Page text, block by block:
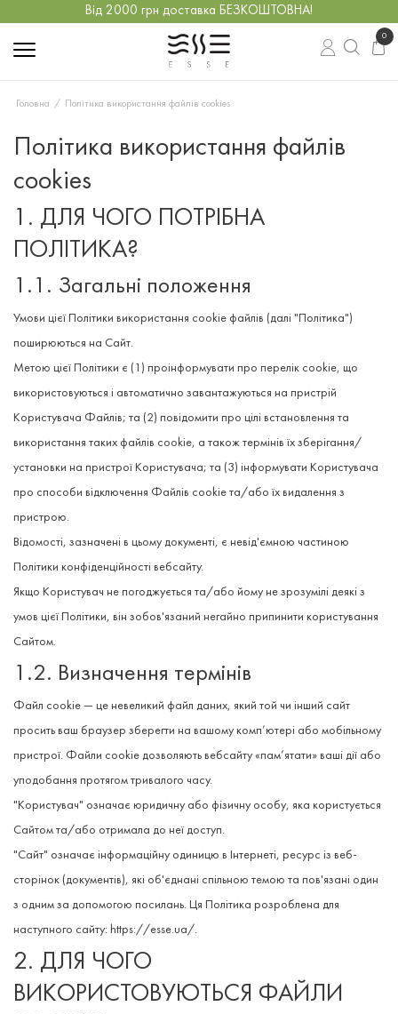
Від 2000 грн доставка БЕЗКОШТОВНА!
0
Головна Політика використання файлів cookies
Політика використання файлів
cookies
1. ДЛЯ ЧОГО ПОТРІБНА
ПОЛІТИКА?
1.1. Загальні положення
Умови цієї Політики використання cookie файлів (далі "Політика")
поширюються на Сайт.
Метою цієї Політики є (1) проінформувати про перелік cookie, що
використовуються і автоматично завантажуються на пристрій
Користувача Файлів; та (2) повідомити про цілі встановлення та
використання таких файлів cookie, а також термінів їх зберігання/
установки на пристрої Користувача; та (3) інформувати Користувача
про способи відключення Файлів cookie та/або їх видалення з
пристрою.
Відомості, зазначені в цьому документі, є невід'ємною частиною
Політики конфіденційності вебсайту.
Якщо Користувач не погоджується та/або йому не зрозумілі деякі з
умов цієї Політики, він зобов'язаний негайно припинити користування
Сайтом.
1.2. Визначення термінів
Файл cookie — це невеликий файл даних, який той чи інший сайт
просить ваш браузер зберегти на вашому комп’ютері або мобільному
пристрої. Файли cookie дозволяють вебсайту «пам’ятати» ваші дії або
уподобання протягом тривалого часу.
"Користувач" означає юридичну або фізичну особу, яка користується
Сайтом та/або отримала до неї доступ.
"Сайт" означає інформаційну одиницю в Інтернеті, ресурс із веб-
сторінок (документів), які об'єднані спільною темою та пов'язані один
з одним за допомогою посилань. Ця Політика розроблена для
наступного сайту: https://esse.ua/.
2. ДЛЯ ЧОГО
ВИКОРИСТОВУЮТЬСЯ ФАЙЛИ